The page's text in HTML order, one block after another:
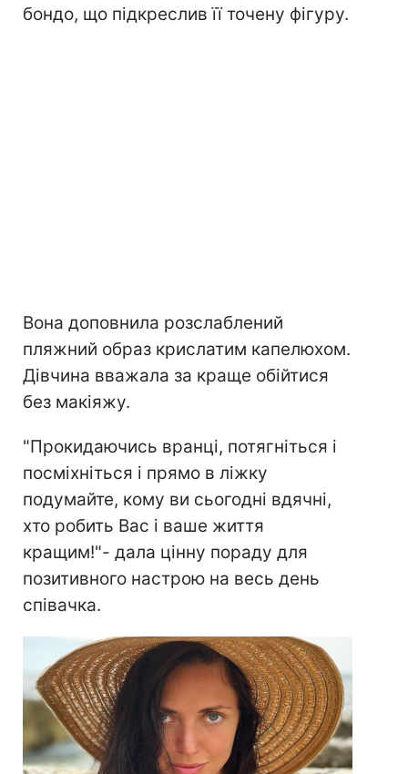
бондо, що підкреслив її точену фігуру.
Вона доповнила розслаблений
пляжний образ крислатим капелюхом.
Дівчина вважала за краще обійтися
без макіяжу.
"Прокидаючись вранці, потягніться і
посміхніться і прямо в ліжку
подумайте, кому ви сьогодні вдячні,
хто робить Вас і ваше життя
кращим!"- дала цінну пораду для
позитивного настрою на весь день
співачка.